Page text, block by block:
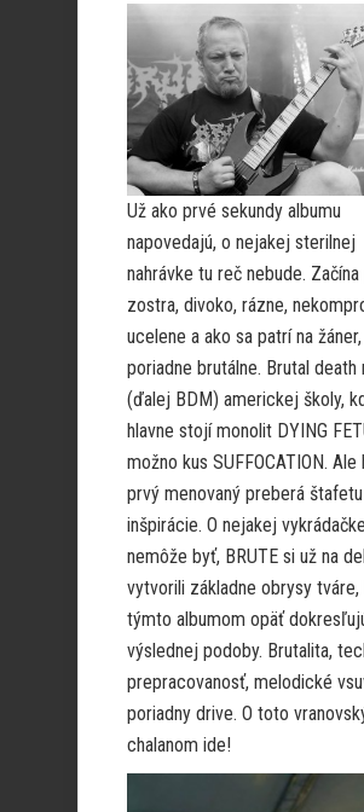
Už ako prvé sekundy albumu
napovedajú, o nejakej sterilnej
nahrávke tu reč nebude. Začína
zostra, divoko, rázne,
ucelene a ako sa patrí na žáner,
poriadne brutálne. Brutal death
(ďalej BDM) americkej školy,
hlavne stojí monolit DYING
možno kus SUFFOCATION. Ale
prvý menovaný preberá
inšpirácie. O nejakej
nemôže byť, BRUTE si už na
vytvorili základne obrysy
týmto albumom opäť
výslednej podoby. Brutalita,
prepracovanosť, melodické
poriadny drive. O toto
chalanom ide!